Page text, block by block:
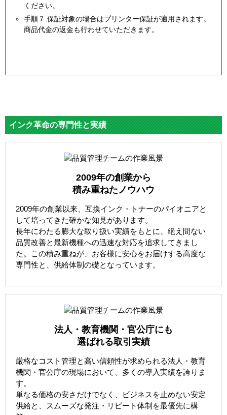
ください。
手順７.保証対象の場合はプリンター保証が適用されます。
商品代金の返金も行わせていただきます。
インク革命の専門性と実績
2009年の創業から
積み重ねたノウハウ
2009年の創業以来、互換インク・トナーのパイオニアと
して培ってきた確かな知見があります。
長年にわたる膨大な取り扱い実績をもとに、絶え間ない
品質改善と最新機種への迅速な対応を追求してきまし
た。この積み重ねが、お客様に安心をお届けする高度な
専門性と、供給体制の礎となっています。
法人・教育機関・官公庁にも
選ばれる取引実績
厳格なコスト管理と高い信頼性が求められる法人・教育
機関・官公庁の現場において、多くの導入実績を誇りま
す。
単なる価格の安さだけでなく、ビジネスを止めない安定
供給と、スムーズな発注・リピート体制を最優先に構